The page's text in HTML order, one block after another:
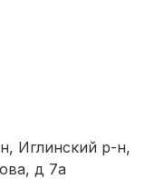
Иглинский р-н,
д 7а